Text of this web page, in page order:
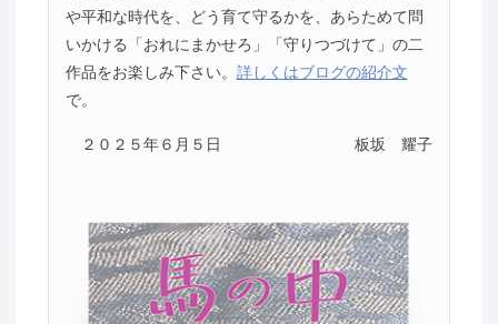
や平和な時代を、どう育て守るかを、あらためて問
いかける「おれにまかせろ」「守りつづけて」の二
作品をお楽しみ下さい。 詳しくはブログの紹介文
で。
２０２５年６月５日 板坂 耀子